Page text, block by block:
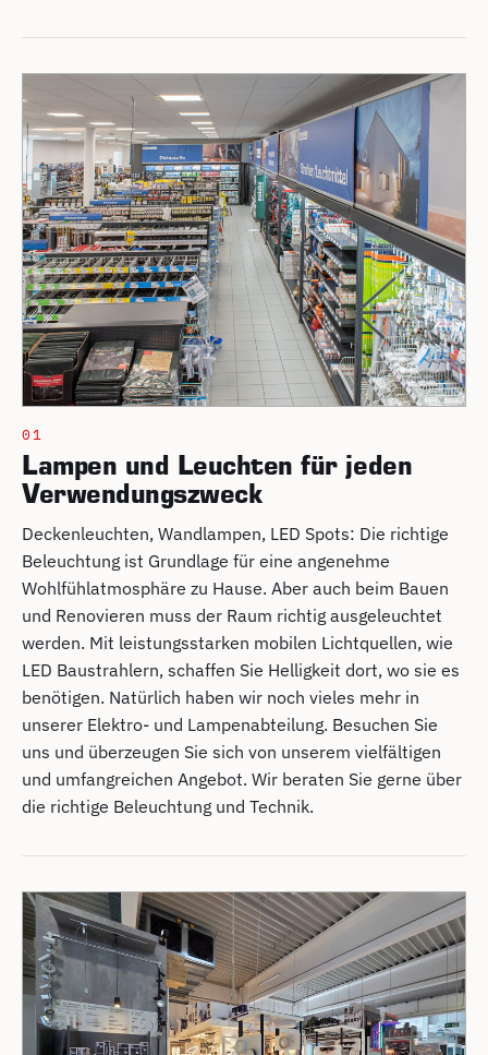
01
Lampen und Leuchten für jeden
Verwendungszweck
Deckenleuchten, Wandlampen, LED Spots: Die richtige
Beleuchtung ist Grundlage für eine angenehme
Wohlfühlatmosphäre zu Hause. Aber auch beim Bauen
und Renovieren muss der Raum richtig ausgeleuchtet
werden. Mit leistungsstarken mobilen Lichtquellen, wie
LED Baustrahlern, schaffen Sie Helligkeit dort, wo sie es
benötigen. Natürlich haben wir noch vieles mehr in
unserer Elektro- und Lampenabteilung. Besuchen Sie
uns und überzeugen Sie sich von unserem vielfältigen
und umfangreichen Angebot. Wir beraten Sie gerne über
die richtige Beleuchtung und Technik.